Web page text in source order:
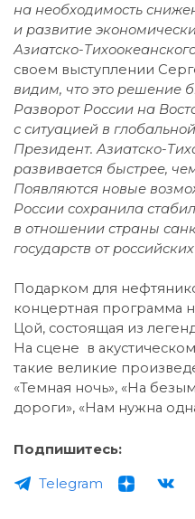
на необходимость
и развитие
Азиатско-
своем выступлении
видим, что это решение
Разворот России на
с ситуацией в
Президент. Азиатско-
развивается быстрее,
Появляются новые
России сохранила
в отношении страны
государств от
Подарком для
концертная программа
Цой, состоящая из
На сцене в
такие великие
«Темная ночь», «На
дороги», «Нам нужна
Подпишитесь:
Telegram